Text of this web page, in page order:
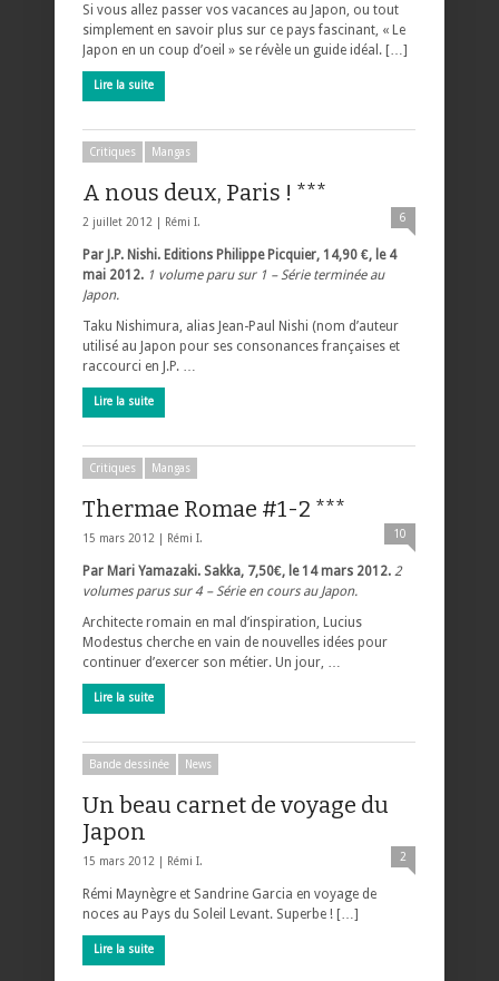
Si vous allez passer vos vacances au Japon, ou tout
simplement en savoir plus sur ce pays fascinant, « Le
Japon en un coup d’oeil » se révèle un guide idéal. […]
Lire la suite
Critiques Mangas
A nous deux, Paris ! ***
2 juillet 2012 | Rémi I. 6
Par J.P. Nishi. Editions Philippe Picquier, 14,90 €, le 4
mai 2012. 1 volume paru sur 1 – Série terminée au
Japon.
Taku Nishimura, alias Jean-Paul Nishi (nom d’auteur
utilisé au Japon pour ses consonances françaises et
raccourci en J.P. …
Lire la suite
Critiques Mangas
Thermae Romae #1-2 ***
15 mars 2012 | Rémi I. 10
Par Mari Yamazaki. Sakka, 7,50€, le 14 mars 2012. 2
volumes parus sur 4 – Série en cours au Japon.
Architecte romain en mal d’inspiration, Lucius
Modestus cherche en vain de nouvelles idées pour
continuer d’exercer son métier. Un jour, …
Lire la suite
Bande dessinée News
Un beau carnet de voyage du
Japon
15 mars 2012 | Rémi I. 2
Rémi Maynègre et Sandrine Garcia en voyage de
noces au Pays du Soleil Levant. Superbe ! […]
Lire la suite